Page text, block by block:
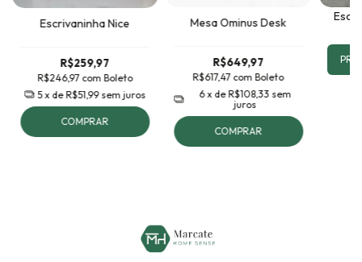
Escrivaninha Nice
R$259,97
R$246,97 com Boleto
5 x de R$51,99 sem juros
COMPRAR
Mesa Ominus Desk
R$649,97
R$617,47 com Boleto
6 x de R$108,33 sem
juros
COMPRAR